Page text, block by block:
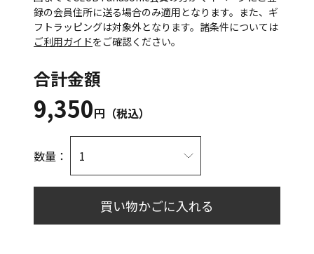
録の会員住所に送る場合のみ適用となります。また、ギ
フトラッピングは対象外となります。諸条件については
ご利用ガイドをご確認ください。
合計金額
9,350円（税込）
数量：
買い物かごに入れる